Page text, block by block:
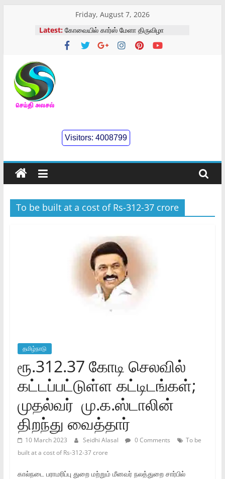
Friday, August 7, 2026
Latest: கோவையில் கார்ஸ் மேளா திருவிழா
கைம்பெண்கள்,ஆதரவற்ற
பெண்கள்,பேரிளம் பெண்கள் நல
செய்திஅலசல்
Seidhialasal
Tamil
Online
NewsPaper
Visitors:4008799
To be built at a cost of Rs-312-37 crore
தமிழ்நாடு
ரூ.312.37 கோடி செலவில்
கட்டப்பட்டுள்ள கட்டிடங்கள்;
முதல்வர் மு.க.ஸ்டாலின்
திறந்து வைத்தார்
10 March 2023 Seidhi Alasal 0 Comments
To be
built at a cost of Rs-312-37 crore
கால்நடை பராமரிப்பு துறை மற்றும் மீனவர் நலத்துறை சார்பில்